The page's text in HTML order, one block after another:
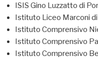
ISIS Gino Luzzatto di
Istituto Liceo Marconi
Istituto Comprensivo
Istituto Comprensivo
Istituto Comprensivo